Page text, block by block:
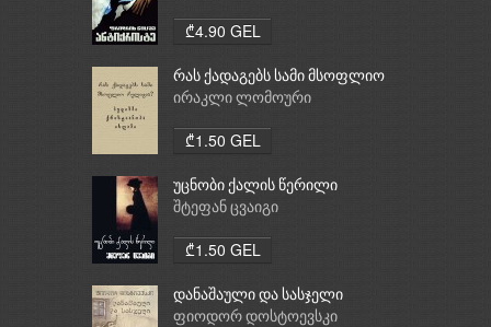
₾4.90 GEL
რას ქადაგებს სამი მსოფლიო
რელიგია: ბუდიზმი,
ირაკლი ლომოური
₾1.50 GEL
უცნობი ქალის წერილი
შტეფან ცვაიგი
₾1.50 GEL
დანაშაული და სასჯელი
ფიოდორ დოსტოევსკი